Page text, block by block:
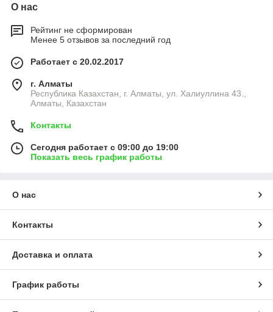
О нас
Рейтинг не сформирован
Менее 5 отзывов за последний год
Работает с 20.02.2017
г. Алматы
Республика Казахстан, г. Алматы, ул. Халиуллина 43.,
Алматы, Казахстан
Контакты
Сегодня работает с 09:00 до 19:00
Показать весь график работы
О нас
Контакты
Доставка и оплата
График работы